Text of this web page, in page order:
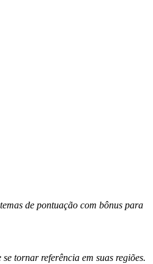
de pontuação com bônus para
tornar referência em suas regiões.